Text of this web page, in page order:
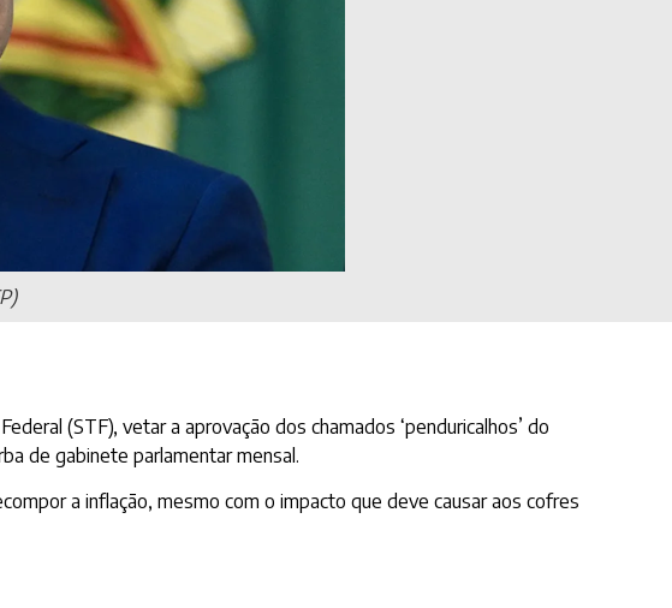
(STF), vetar a aprovação dos chamados ‘penduricalhos’ do
de gabinete parlamentar mensal.
a inflação, mesmo com o impacto que deve causar aos cofres